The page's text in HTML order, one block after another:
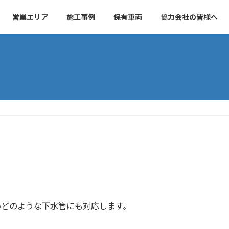
営業エリア 施工事例 保有車両 協力会社の皆様へ
のような下水管にも対応します。